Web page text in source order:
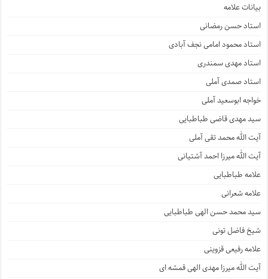
بیانات علامه
استاد حسن رمضانی
استاد محمود امامی نجف آبادی
استاد مهدی سمندری
استاد صمدی آملی
خواجه ابوسعید آملی
سید مهدی قاضی طباطبایی
آیت الله محمد تقی آملی
آیت الله میرزا احمد آشتیانی
علامه طباطبایی
علامه شعرانی
سید محمد حسن الهی طباطبایی
شیخ فاضل تونی
علامه رفیعی قزوینی
آیت الله میرزا مهدی الهی قمشه ای